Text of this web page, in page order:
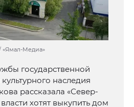
«Ямал-Медиа»
государственной
наследия
рассказала «Север-
хотят выкупить дом